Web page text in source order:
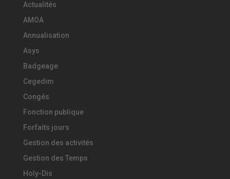
Actualités
AMOA
Annualisation
Asys
Badgeage
Cegedim
Congés
Fonction publique
Forfaits jours
Gestion des activités
Gestion des Temps
Holy-Dis